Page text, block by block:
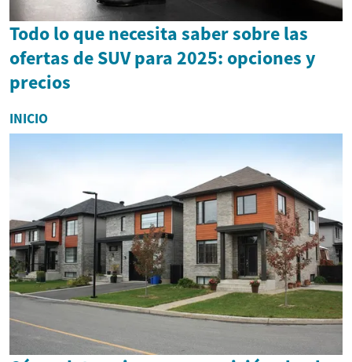
Todo lo que necesita saber sobre las
ofertas de SUV para 2025: opciones y
precios
INICIO